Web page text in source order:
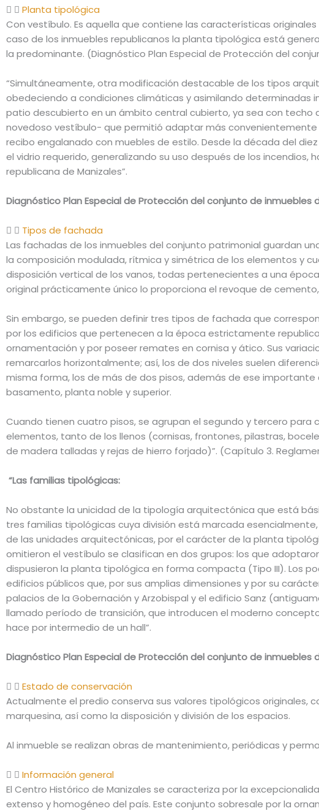
Planta tipológica
Con vestíbulo. Es aquella que contiene las características
caso de los inmuebles republicanos la planta tipológica está
la predominante. (Diagnóstico Plan Especial de Protección del
“Simultáneamente, otra modificación destacable de los tipos
obedeciendo a condiciones climáticas y asimilando determinadas
patio descubierto en un ámbito central cubierto, ya sea con techo
novedoso vestíbulo- que permitió adaptar más
recibo engalanado con muebles de estilo. Desde la década del
el vidrio requerido, generalizando su uso después de los
republicana de Manizales”.
Diagnóstico Plan Especial de Protección del conjunto de inmuebles
Tipos de fachada
Las fachadas de los inmuebles del conjunto patrimonial guardan
la composición modulada, rítmica y simétrica de los elementos y
disposición vertical de los vanos, todas pertenecientes a una
original prácticamente único lo proporciona el revoque de
Sin embargo, se pueden definir tres tipos de fachada que
por los edificios que pertenecen a la época estrictamente
ornamentación y por poseer remates en cornisa y ático. Sus
remarcarlos horizontalmente; así, los de dos niveles suelen
misma forma, los de más de dos pisos, además de ese
basamento, planta noble y superior.
Cuando tienen cuatro pisos, se agrupan el segundo y tercero
elementos, tanto de los llenos (cornisas, frontones, pilastras,
de madera talladas y rejas de hierro forjado)”. (Capítulo 3.
“Las familias tipológicas:
No obstante la unicidad de la tipología arquitectónica que está
tres familias tipológicas cuya división está marcada
de las unidades arquitectónicas, por el carácter de la planta
omitieron el vestíbulo se clasifican en dos grupos: los que
dispusieron la planta tipológica en forma compacta (Tipo III). Los
edificios públicos que, por sus amplias dimensiones y por su
palacios de la Gobernación y Arzobispal y el edificio Sanz
llamado período de transición, que introducen el moderno
hace por intermedio de un hall”.
Diagnóstico Plan Especial de Protección del conjunto de inmuebles
Estado de conservación
Actualmente el predio conserva sus valores tipológicos originales,
marquesina, así como la disposición y división de los espacios.
Al inmueble se realizan obras de mantenimiento, periódicas y
Información general
El Centro Histórico de Manizales se caracteriza por la
extenso y homogéneo del país. Este conjunto sobresale por la